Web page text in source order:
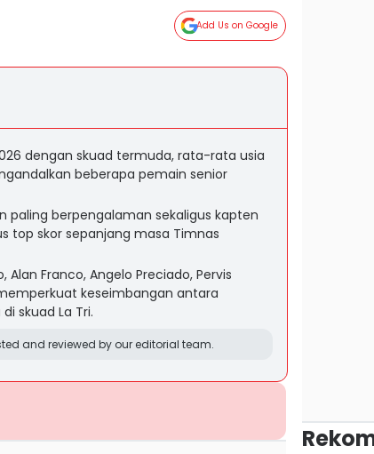
Add Us on Google
dengan skuad termuda, rata-rata usia
beberapa pemain senior
paling berpengalaman sekaligus kapten
top skor sepanjang masa Timnas
Franco, Angelo Preciado, Pervis
keseimbangan antara
skuad La Tri.
and reviewed by our editorial team.